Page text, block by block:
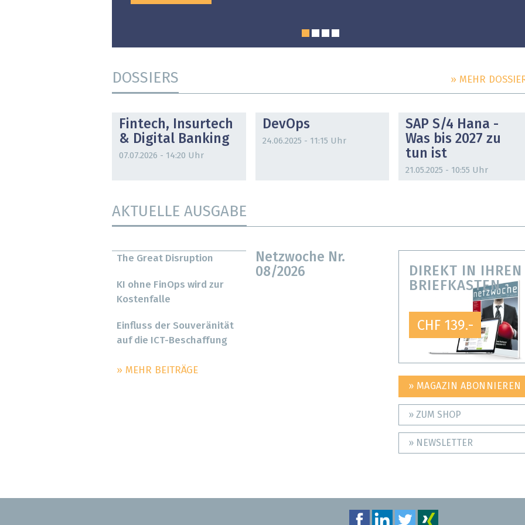
DOSSIERS » MEHR
Fintech, Insurtech
& Digital Banking
07.07.2026 - 14:20 Uhr
DevOps
24.06.2025 - 11:15 Uhr
SAP S/4 Hana -
Was bis 2027 zu
tun ist
21.05.2025 - 10:55 Uhr
AKTUELLE AUSGABE
Netzwoche Nr.
08/2026
The Great Disruption
KI ohne FinOps wird zur
Kostenfalle
Einfluss der Souveränität
auf die ICT-Beschaffung
» MEHR BEITRÄGE
DIREKT IN IHREN
BRIEFKASTEN
CHF 139.-
» MAGAZIN ABONNIEREN
» ZUM SHOP
» NEWSLETTER